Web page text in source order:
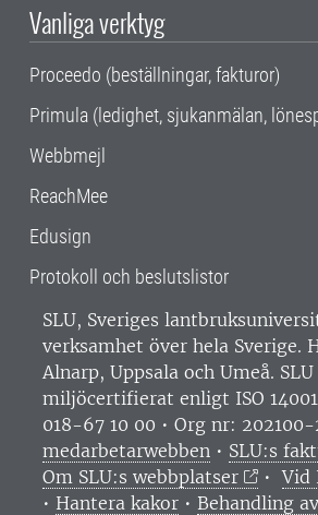
Vanliga verktyg
Proceedo (beställningar, fakturor)
Primula (ledighet, sjukanmälan,
Webbmejl
ReachMee
Edusign
Protokoll och beslutslistor
SLU, Sveriges
verksamhet över hela Sverige.
Alnarp, Uppsala och Umeå.
miljöcertifierat enligt ISO
018-67 10 00 • Org nr: 202100-
medarbetarwebben • SLU:s
Om SLU:s webbplatser
•Vid
• Hantera kakor • Behandling av